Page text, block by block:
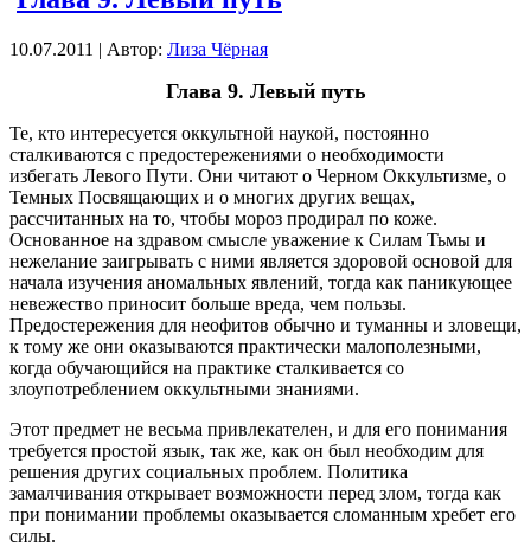
10.07.2011 | Автор: Лиза Чёрная
Глава 9. Левый путь
Те, кто интересуется оккультной наукой, постоянно
сталкиваются с предостережениями о необходимости
избегать Левого Пути. Они читают о Черном Оккультизме, о
Темных Посвящающих и о многих других вещах,
рассчитанных на то, чтобы мороз продирал по коже.
Основанное на здравом смысле уважение к Силам Тьмы и
нежелание заигрывать с ними является здоровой основой для
начала изучения аномальных явлений, тогда как паникующее
невежество приносит больше вреда, чем пользы.
Предостережения для неофитов обычно и туманны и зловещи,
к тому же они оказываются практически малополезными,
когда обучающийся на практике сталкивается со
злоупотреблением оккультными знаниями.
Этот предмет не весьма привлекателен, и для его понимания
требуется простой язык, так же, как он был необходим для
решения других социальных проблем. Политика
замалчивания открывает возможности перед злом, тогда как
при понимании проблемы оказывается сломанным хребет его
силы.